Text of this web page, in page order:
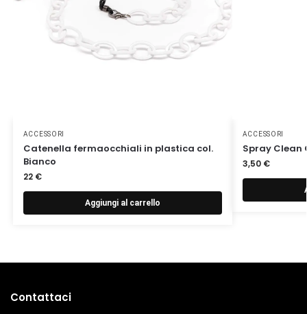
ACCESSORI
Catenella fermaocchiali in plastica col.
Bianco
22 €
Aggiungi al carrello
ACCESSORI
Spray Clean
3,50 €
Contattaci